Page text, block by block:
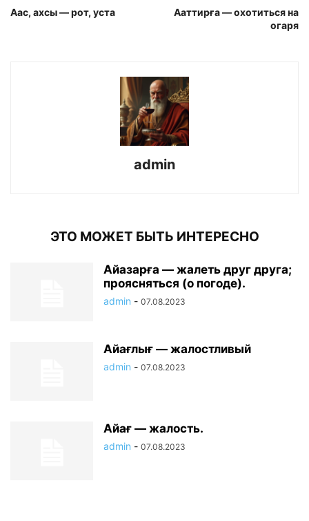
Аас, ахсы — рот, уста
Ааттирға — охотиться на
огаря
admin
ЭТО МОЖЕТ БЫТЬ ИНТЕРЕСНО
Айазарға — жалеть друг друга;
проясняться (о погоде).
admin - 07.08.2023
Айағлығ — жалостливый
admin - 07.08.2023
Айағ — жалость.
admin - 07.08.2023